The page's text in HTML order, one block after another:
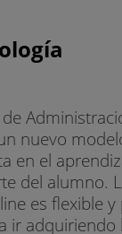
de
nuevo
en el
del alumno.
es flexible
ir